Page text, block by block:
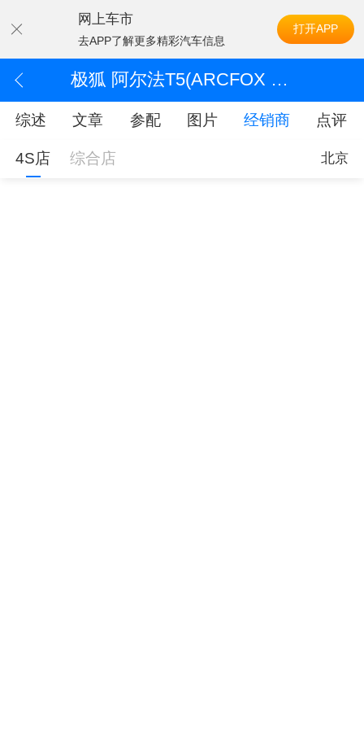
网上车市
去APP了解更多精彩汽车信息
打开APP
极狐 阿尔法T5(ARCFOX αT5)经销商
综述 文章 参配 图片 经销商 点评
4S店 综合店 北京